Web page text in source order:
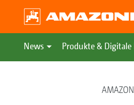
News Produkte & Digitale